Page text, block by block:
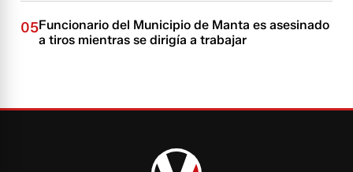
05Funcionario del Municipio de Manta es asesinado
a tiros mientras se dirigía a trabajar